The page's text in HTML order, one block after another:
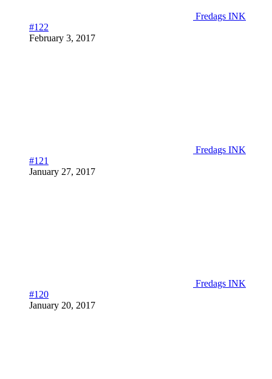
Fredags INK
#122
February 3, 2017
Fredags INK
#121
January 27, 2017
Fredags INK
#120
January 20, 2017